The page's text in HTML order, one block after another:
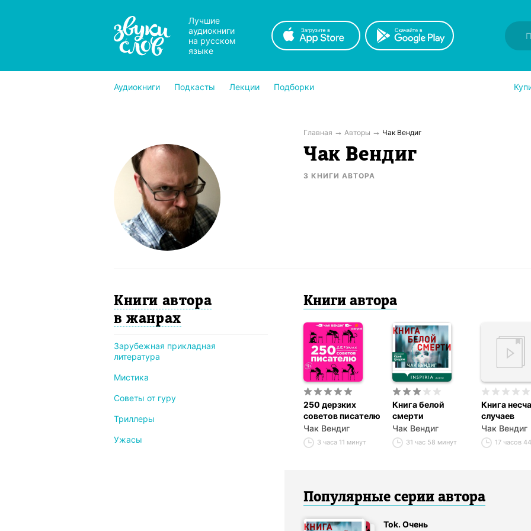
Лучшие
аудиокниги
на русском
языке
Аудиокниги Подкасты Лекции Подборки
Главная Авторы Чак Вендиг
Чак Вендиг
3 КНИГИ АВТОРА
Книги автора
в жанрах
Зарубежная прикладная
литература
Мистика
Советы от гуру
Триллеры
Ужасы
Книги автора
250 дерзких
советов писателю
Чак Вендиг
3 часа 11 минут
Книга белой
смерти
Чак Вендиг
31 час 58 минут
Книга
случаев
Чак Вендиг
17 часов
Популярные серии автора
Tok. Очень